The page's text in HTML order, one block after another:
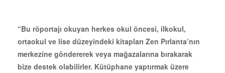
“Bu röportajı okuyan herkes okul öncesi, ilkokul,
ortaokul ve lise düzeyindeki kitapları Zen Pırlanta’nın
merkezine göndererek veya mağazalarına bırakarak
bize destek olabilirler. Kütüphane yaptırmak üzere